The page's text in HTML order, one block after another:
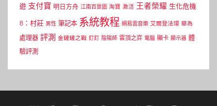
遊 支付寶 明日方舟 江南百景圖 淘寶 激活 王者榮耀 生化危機
8：村莊 男性 筆記本 系統教程 網易雲音樂 艾爾登法環 華為
處理器 評測 金鏟鏟之戰 釘釘 陰陽師 雲頂之弈 電腦 顯卡 顯示器 體
驗評測